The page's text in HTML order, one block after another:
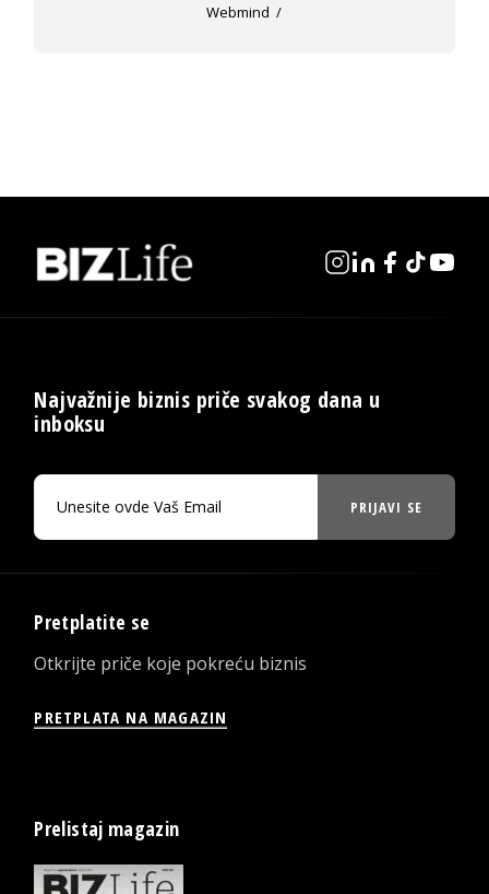
Webmind
Najvažnije biznis priče svakog dana u
inboksu
PRIJAVI SE
Pretplatite se
Otkrijte priče koje pokreću biznis
PRETPLATA NA MAGAZIN
Prelistaj magazin